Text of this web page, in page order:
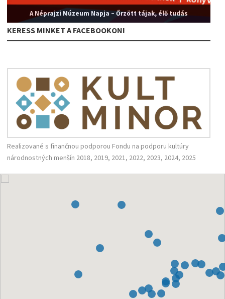
A Néprajzi Múzeum Napja – Őrzött tájak, élő tudás
KERESS MINKET A FACEBOOKON!
Realizované s finančnou podporou Fondu na podporu kultúry
národnostných menšín 2018, 2019, 2021, 2022, 2023, 2024, 2025